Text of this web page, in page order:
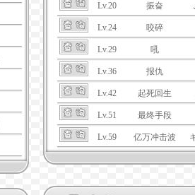
Lv.20 振奋
Lv.24 咬碎
Lv.29 吼
Lv.36 报仇
Lv.42 起死回生
Lv.51 最终手段
Lv.59 亿万冲击波